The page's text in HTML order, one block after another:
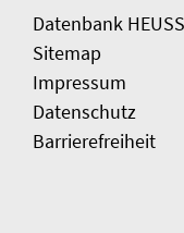
Datenbank HEUSS
Sitemap
Impressum
Datenschutz
Barrierefreiheit